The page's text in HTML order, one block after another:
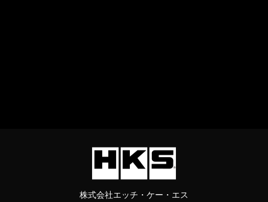
株式会社エッチ・ケー・エス